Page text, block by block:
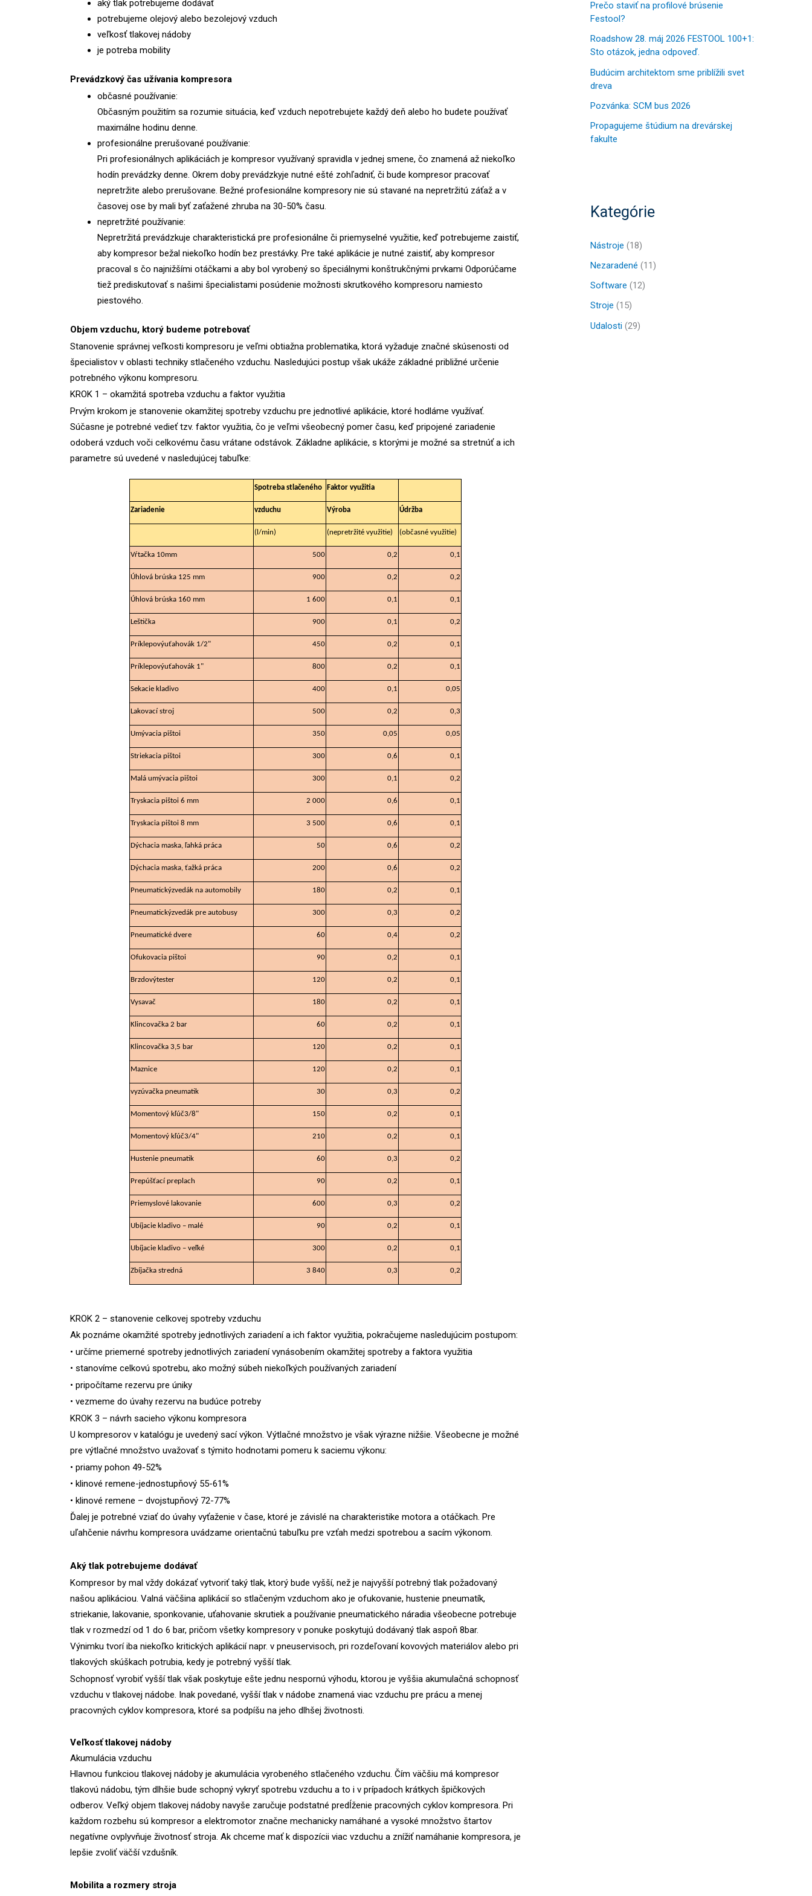
aký tlak potrebujeme dodávať
potrebujeme olejový alebo bezolejový vzduch
veľkosť tlakovej nádoby
je potreba mobility
Prevádzkový čas užívania kompresora
občasné používanie:
Občasným použitím sa rozumie situácia, keď vzduch nepotrebujete každý deň alebo ho budete používať
maximálne hodinu denne.
profesionálne prerušované používanie:
Pri profesionálnych aplikáciách je kompresor využívaný spravidla v jednej smene, čo znamená až niekoľko
hodín prevádzky denne. Okrem doby prevádzkyje nutné ešté zohľadniť, či bude kompresor pracovať
nepretržite alebo prerušovane. Bežné profesionálne kompresory nie sú stavané na nepretržitú záťaž a v
časovej ose by mali byť zaťažené zhruba na 30-50% času.
nepretržité používanie:
Nepretržitá prevádzkuje charakteristická pre profesionálne či priemyselné využitie, keď potrebujeme zaistiť,
aby kompresor bežal niekoľko hodín bez prestávky. Pre také aplikácie je nutné zaistiť, aby kompresor
pracoval s čo najnižšími otáčkami a aby bol vyrobený so špeciálnymi konštrukčnými prvkami Odporúčame
tiež prediskutovať s našimi špecialistami posúdenie možnosti skrutkového kompresoru namiesto
piestového.
Objem vzduchu, ktorý budeme potrebovať
Stanovenie správnej veľkosti kompresoru je veľmi obtiažna problematika, ktorá vyžaduje značné skúsenosti od
špecialistov v oblasti techniky stlačeného vzduchu. Nasledujúci postup však ukáže základné približné určenie
potrebného výkonu kompresoru.
KROK 1 – okamžitá spotreba vzduchu a faktor využitia
Prvým krokom je stanovenie okamžitej spotreby vzduchu pre jednotlivé aplikácie, ktoré hodláme využívať.
Súčasne je potrebné vedieť tzv. faktor využitia, čo je veľmi všeobecný pomer času, keď pripojené zariadenie
odoberá vzduch voči celkovému času vrátane odstávok. Základne aplikácie, s ktorými je možné sa stretnúť a ich
parametre sú uvedené v nasledujúcej tabuľke:
Spotreba stlačeného Faktor využitia
Zariadenie vzduchu Výroba Údržba
(l/min) (nepretržité využitie) (občasné využitie)
Vŕtačka 10mm 500 0,2 0,1
Úhlová brúska 125 mm 900 0,2 0,2
Úhlová brúska 160 mm 1 600 0,1 0,1
Leštička 900 0,1 0,2
Príklepovýuťahovák 1/2" 450 0,2 0,1
Príklepovýuťahovák 1" 800 0,2 0,1
Sekacie kladivo 400 0,1 0,05
Lakovací stroj 500 0,2 0,3
Umývacia pištoi 350 0,05 0,05
Striekacia pištoi 300 0,6 0,1
Malá umývacia pištoi 300 0,1 0,2
Tryskacia pištoi 6 mm 2 000 0,6 0,1
Tryskacia pištoi 8 mm 3 500 0,6 0,1
Dýchacia maska, ľahká práca 50 0,6 0,2
Dýchacia maska, ťažká práca 200 0,6 0,2
Pneumatickýzvedák na automobily 180 0,2 0,1
Pneumatickýzvedák pre autobusy 300 0,3 0,2
Pneumatické dvere 60 0,4 0,2
Ofukovacia pištoi 90 0,2 0,1
Brzdovýtester 120 0,2 0,1
Vysavač 180 0,2 0,1
Klincovačka 2 bar 60 0,2 0,1
Klincovačka 3,5 bar 120 0,2 0,1
Maznice 120 0,2 0,1
vyzúvačka pneumatik 30 0,3 0,2
Momentový kľúč3/8" 150 0,2 0,1
Momentový kľúč3/4" 210 0,2 0,1
Hustenie pneumatik 60 0,3 0,2
Prepúšťací preplach 90 0,2 0,1
Priemyslové lakovanie 600 0,3 0,2
Ubíjacie kladivo – malé 90 0,2 0,1
Ubíjacie kladivo – veľké 300 0,2 0,1
Zbíjačka stredná 3 840 0,3 0,2
KROK 2 – stanovenie celkovej spotreby vzduchu
Ak poznáme okamžité spotreby jednotlivých zariadení a ich faktor využitia, pokračujeme nasledujúcim postupom:
• určíme priemerné spotreby jednotlivých zariadení vynásobením okamžitej spotreby a faktora využitia
• stanovíme celkovú spotrebu, ako možný súbeh niekoľkých používaných zariadení
• pripočítame rezervu pre úniky
• vezmeme do úvahy rezervu na budúce potreby
KROK 3 – návrh sacieho výkonu kompresora
U kompresorov v katalógu je uvedený sací výkon. Výtlačné množstvo je však výrazne nižšie. Všeobecne je možné
pre výtlačné množstvo uvažovať s týmito hodnotami pomeru k saciemu výkonu:
• priamy pohon 49-52%
• klinové remene-jednostupňový 55-61%
• klinové remene – dvojstupňový 72-77%
Ďalej je potrebné vziať do úvahy vyťaženie v čase, ktoré je závislé na charakteristike motora a otáčkach. Pre
uľahčenie návrhu kompresora uvádzame orientačnú tabuľku pre vzťah medzi spotrebou a sacím výkonom.
Aký tlak potrebujeme dodávať
Kompresor by mal vždy dokázať vytvoriť taký tlak, ktorý bude vyšší, než je najvyšší potrebný tlak požadovaný
našou aplikáciou. Valná väčšina aplikácií so stlačeným vzduchom ako je ofukovanie, hustenie pneumatík,
striekanie, lakovanie, sponkovanie, uťahovanie skrutiek a používanie pneumatického náradia všeobecne potrebuje
tlak v rozmedzí od 1 do 6 bar, pričom všetky kompresory v ponuke poskytujú dodávaný tlak aspoň 8bar.
Výnimku tvorí iba niekoľko kritických aplikácií napr. v pneuservisoch, pri rozdeľovaní kovových materiálov alebo pri
tlakových skúškach potrubia, kedy je potrebný vyšší tlak.
Schopnosť vyrobiť vyšší tlak však poskytuje ešte jednu nespornú výhodu, ktorou je vyššia akumulačná schopnosť
vzduchu v tlakovej nádobe. Inak povedané, vyšší tlak v nádobe znamená viac vzduchu pre prácu a menej
pracovných cyklov kompresora, ktoré sa podpíšu na jeho dlhšej životnosti.
Veľkosť tlakovej nádoby
Akumulácia vzduchu
Hlavnou funkciou tlakovej nádoby je akumulácia vyrobeného stlačeného vzduchu. Čím väčšiu má kompresor
tlakovú nádobu, tým dlhšie bude schopný vykryť spotrebu vzduchu a to i v prípadoch krátkych špičkových
odberov. Veľký objem tlakovej nádoby navyše zaručuje podstatné predĺženie pracovných cyklov kompresora. Pri
každom rozbehu sú kompresor a elektromotor značne mechanicky namáhané a vysoké množstvo štartov
negatívne ovplyvňuje životnosť stroja. Ak chceme mať k dispozícii viac vzduchu a znížiť namáhanie kompresora, je
lepšie zvoliť väčší vzdušník.
Mobilita a rozmery stroja
a
ť
:
Prečo staviť na profilové brúsenie
Festool?
Roadshow 28. máj 2026 FESTOOL 100+1:
Sto otázok, jedna odpoveď.
Budúcim architektom sme priblížili svet
dreva
Pozvánka: SCM bus 2026
Propagujeme štúdium na drevárskej
fakulte
Kategórie
Nástroje (18)
Nezaradené (11)
Software (12)
Stroje (15)
Udalosti(29)